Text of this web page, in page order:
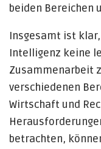
beiden Bereichen
Insgesamt ist
Intelligenz keine
Zusammenarbeit
verschiedenen
Wirtschaft und
betrachten,